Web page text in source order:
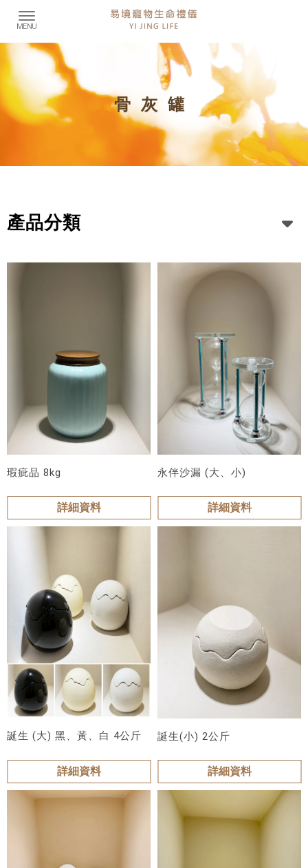
骨灰罐
產品分類
瑕疵品 8kg
詳細資料
永伴沙漏 (大、小)
詳細資料
誕生 (大) 黑、黃、白 4公斤
詳細資料
誕生(小) 2公斤
詳細資料